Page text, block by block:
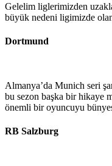
Gelelim liglerimizden
büyük nedeni ligimizde
Dortmund
Almanya’da Munich seri
bu sezon başka bir hikaye
önemli bir oyuncuyu
RB Salzburg